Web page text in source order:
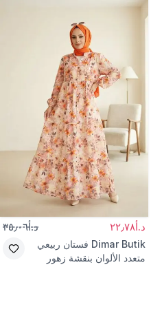
د.أ٢٢٫٧٨ د.أ٣٥٫٠٦
Dimar Butik فستان ربيعي
متعدد الألوان بنقشة زهور